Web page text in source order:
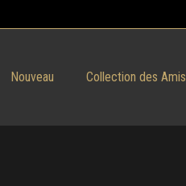
Nouveau Collection des Amis